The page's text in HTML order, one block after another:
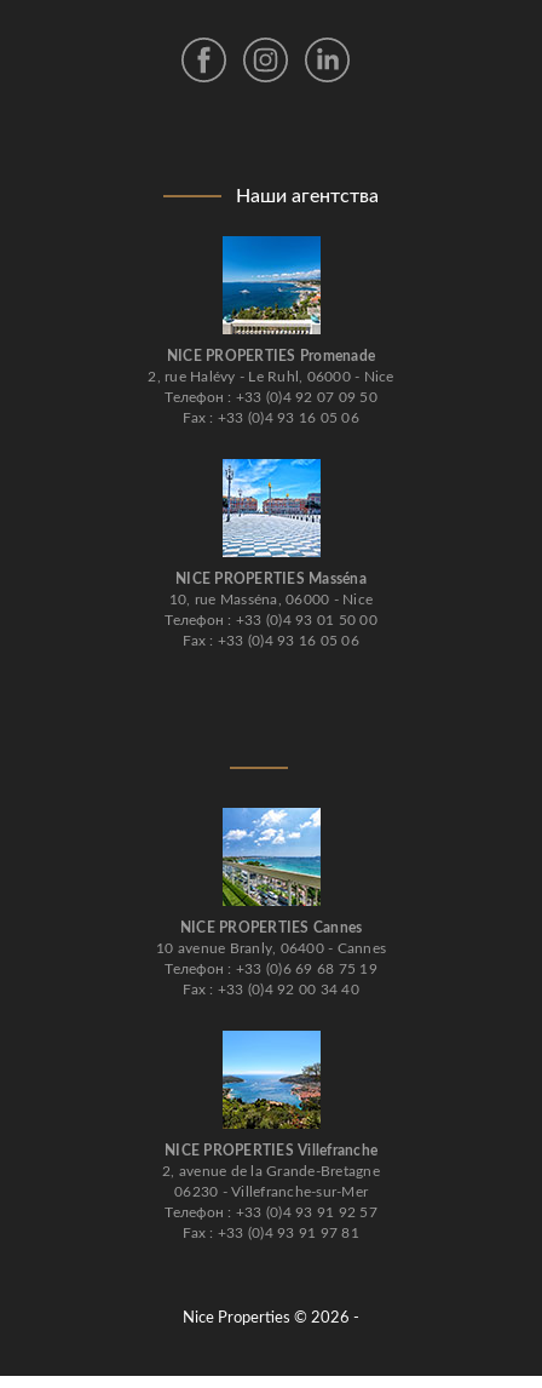
Наши агентства
NICE PROPERTIES Promenade
2, rue Halévy - Le Ruhl, 06000 - Nice
Телефон : +33 (0)4 92 07 09 50
Fax : +33 (0)4 93 16 05 06
NICE PROPERTIES Masséna
10, rue Masséna, 06000 - Nice
Телефон : +33 (0)4 93 01 50 00
Fax : +33 (0)4 93 16 05 06
NICE PROPERTIES Cannes
10 avenue Branly, 06400 - Cannes
Телефон : +33 (0)6 69 68 75 19
Fax : +33 (0)4 92 00 34 40
NICE PROPERTIES Villefranche
2, avenue de la Grande-Bretagne
06230 - Villefranche-sur-Mer
Телефон : +33 (0)4 93 91 92 57
Fax : +33 (0)4 93 91 97 81
Nice Properties © 2026 -